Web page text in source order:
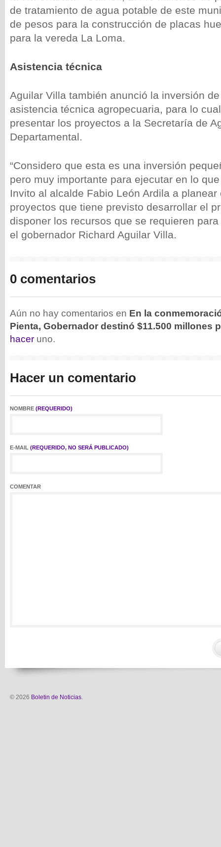
de tratamiento de agua potable de este
de pesos para la construcción de placas
para la vereda La Loma.
Asistencia técnica
Aguilar Villa también anunció la inversión
asistencia técnica agropecuaria, para lo
presentar los proyectos a la Secretaría de
Departamental.
“Considero que esta es una inversión
pero muy importante para ejecutar en lo
Invito al alcalde Fabio León Ardila a
proyectos que tiene previsto desarrollar el
disponer los recursos que se requieren
el gobernador Richard Aguilar Villa.
0 comentarios
Aún no hay comentarios en En la
Pienta, Gobernador destinó $11.500 millones
hacer uno.
Hacer un comentario
NOMBRE (REQUERIDO)
E-MAIL (REQUERIDO, NO SERÁ PUBLICADO)
COMENTAR
© 2026 Boletin de Noticias.